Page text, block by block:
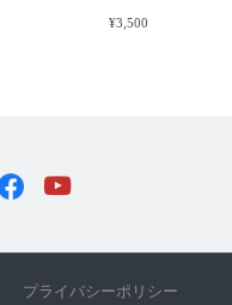
¥3,500
プライバシーポリシー